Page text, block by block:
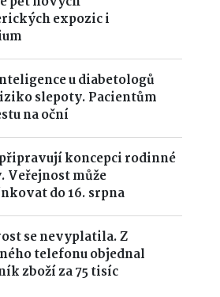
expozic i
u diabetologů
slepoty. Pacientům
na oční
koncepci rodinné
může
do 16. srpna
se nevyplatila. Z
telefonu objednal
zboží za 75 tisíc